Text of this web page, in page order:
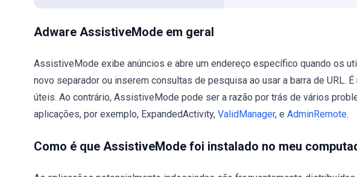
Adware AssistiveMode em geral
AssistiveMode exibe anúncios e abre um endereço específico quando os
novo separador ou inserem consultas de pesquisa ao usar a barra de URL.
úteis. Ao contrário, AssistiveMode pode ser a razão por trás de vários
aplicações, por exemplo, ExpandedActivity, ValidManager, e AdminRemote.
Como é que AssistiveMode foi instalado no meu